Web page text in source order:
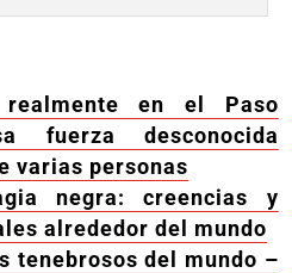
realmente en el Paso
fuerza desconocida
varias personas
negra: creencias y
alrededor del mundo
tenebrosos del mundo –